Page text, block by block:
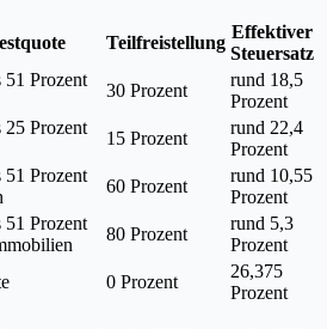
Teilfreistellung
Effektiver
Steuersatz
51 Prozent
30 Prozent
rund 18,5
Prozent
25 Prozent
15 Prozent
rund 22,4
Prozent
51 Prozent
60 Prozent
rund 10,55
Prozent
51 Prozent
80 Prozent
rund 5,3
Prozent
0 Prozent
26,375
Prozent